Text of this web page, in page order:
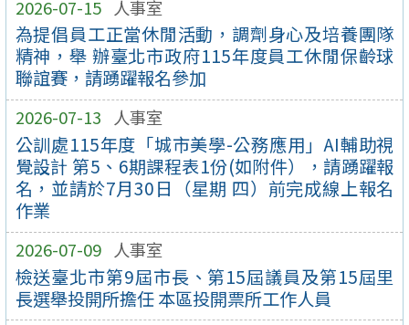
2026-07-15 人事室
為提倡員工正當休閒活動，調劑身心及培養團隊
精神，舉 辦臺北市政府115年度員工休閒保齡球
聯誼賽，請踴躍報名參加
2026-07-13 人事室
公訓處115年度「城市美學-公務應用」AI輔助視
覺設計 第5、6期課程表1份(如附件），請踴躍報
名，並請於7月30日（星期 四）前完成線上報名
作業
2026-07-09 人事室
檢送臺北市第9屆市長、第15屆議員及第15屆里
長選舉投開所擔任 本區投開票所工作人員